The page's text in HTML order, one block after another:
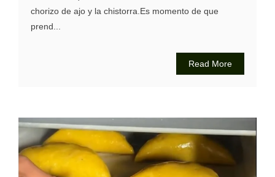
chorizo de ajo y la chistorra.Es momento de que
prend...
Read More